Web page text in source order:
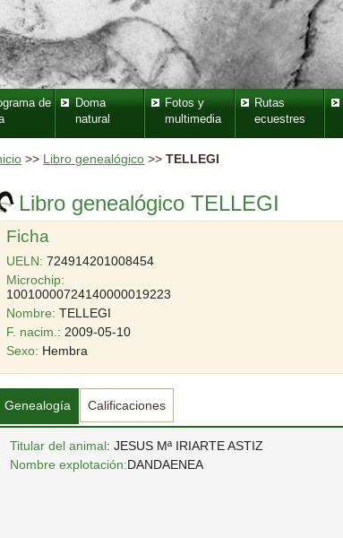
de
Doma
natural
Fotos y
multimedia
Rutas
ecuestres
>> Libro genealógico >>TELLEGI
Libro genealógico TELLEGI
Ficha
UELN: 724914201008454
Microchip:
10010000724140000019223
Nombre: TELLEGI
F. nacim.: 2009-05-10
Sexo: Hembra
Genealogía Calificaciones
Titular del animal: JESUS Mª IRIARTE ASTIZ
Nombre explotación:DANDAENEA